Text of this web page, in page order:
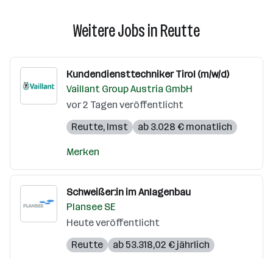
Weitere Jobs in Reutte
Kundendiensttechniker Tirol (m/w/d)
Vaillant Group Austria GmbH
vor 2 Tagen veröffentlicht
Reutte, Imst ab 3.028 € monatlich
Merken
Schweißer:in im Anlagenbau
Plansee SE
Heute veröffentlicht
Reutte
ab 53.318,02 € jährlich